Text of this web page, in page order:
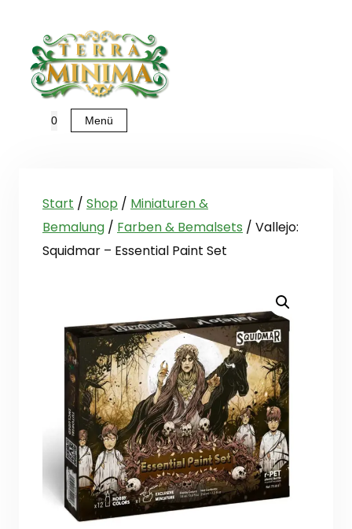
springen
0 Menü
Start / Shop / Miniaturen &
Bemalung / Farben & Bemalsets / Vallejo:
Squidmar – Essential Paint Set